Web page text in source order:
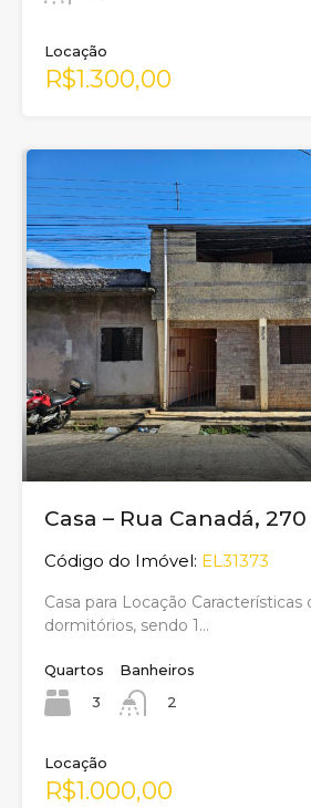
Locação
R$1.300,00
Casa – Rua Canadá,
Código do Imóvel: EL31373
Casa para Locação Características
dormitórios, sendo 1…
Quartos
3
Banheiros
2
Locação
R$1.000,00